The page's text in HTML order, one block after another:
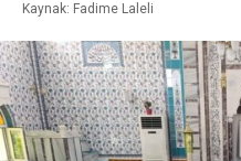
Kaynak: Fadime Laleli